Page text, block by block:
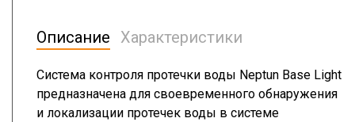
Описание Характеристики
Система контроля протечки воды Neptun Base Light
предназначена для своевременного обнаружения
и локализации протечек воды в системе